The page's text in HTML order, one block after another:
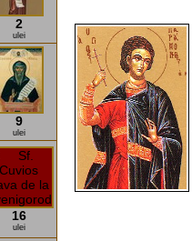
2
ulei
9
ulei
16
ulei